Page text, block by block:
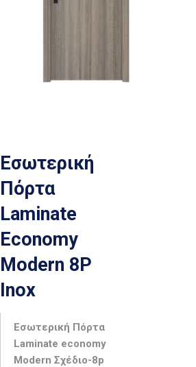
Εσωτερική
Πόρτα
Laminate
Economy
Modern 8P
Inox
Εσωτερική Πόρτα
Laminate economy
Modern Σχέδιο-8p